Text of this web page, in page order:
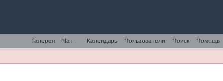
Помощь
Поиск
Пользователи
Календарь
Чат
Галерея